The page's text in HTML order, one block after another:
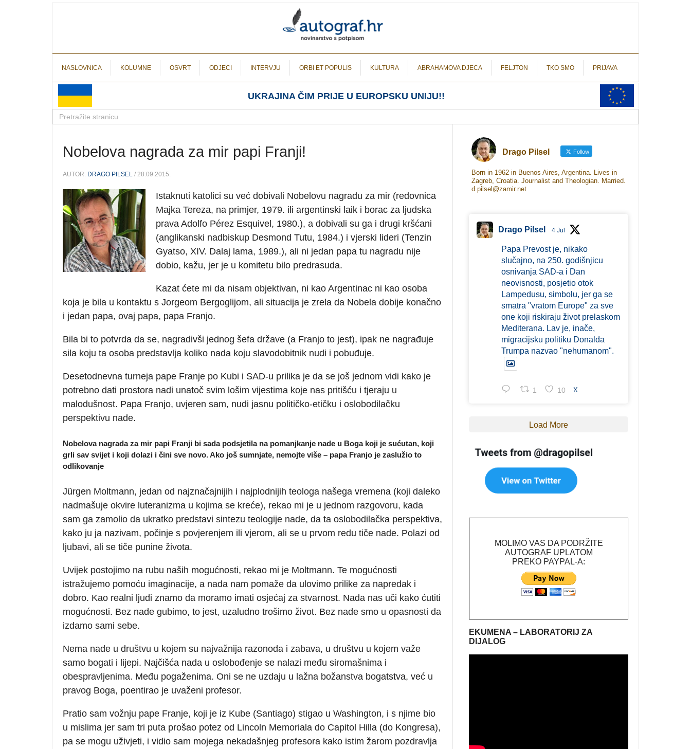
NASLOVNICA KOLUMNE OSVRT ODJECI INTERVJU ORBI ET POPULIS KULTURA ABRAHAMOVA DJECA FELJTON TKO SMO PRIJAVA
UKRAJINA ČIM PRIJE U EUROPSKU UNIJU!!
Nobelova nagrada za mir papi Franji!
AUTOR: DRAGO PILSEL / 28.09.2015.
Istaknuti katolici su već dobivali Nobelovu nagradu za mir (redovnica
Majka Tereza, na primjer, 1979. ili argentinski laik i borac za ljudska
prava Adolfo Pérez Esquivel, 1980.), a dobivali su ga i drugi kršćani
(anglikanski nadbiskup Desmond Tutu, 1984.) i vjerski lideri (Tenzin
Gyatso, XIV. Dalaj lama, 1989.), ali ni jedan papa tu nagradu nije
dobio, kažu, jer je u komitetu bilo predrasuda.
Kazat ćete mi da nisam objektivan, ni kao Argentinac ni kao osoba
koja je bila u kontaktu s Jorgeom Bergoglijom, ali situacija je zrela da Nobela dobije konačno
i jedan papa, ovaj papa, papa Franjo.
Bila bi to potvrda da se, nagradivši jednog šefa države (a Franjo to jest), ipak ne nagrađuje
sila koju ta osoba predstavlja koliko nada koju slavodobitnik nudi i pobuđuje.
Desetodnevna turneja pape Franje po Kubi i SAD-u prilika je da se još jednom vidi kako je
potrebno dati prostora nadi unatoč svim lošim vijestima koje nas pritišću i tjeraju u
malodušnost. Papa Franjo, uvjeren sam, nudi jasnu političko-etičku i oslobodilačku
perspektivu nade.
Nobelova nagrada za mir papi Franji bi sada podsjetila na pomanjkanje nade u Boga koji je sućutan, koji
grli sav svijet i koji dolazi i čini sve novo. Ako još sumnjate, nemojte više – papa Franjo je zaslužio to
odlikovanje
Jürgen Moltmann, jedan od najznačajnijih i najplodnijih teologa našega vremena (koji daleko
nadmašuje okvire luteranizma u kojima se kreće), rekao mi je u jednom razgovoru, kada
sam ga zamolio da ukratko predstavi sintezu teologije nade, da ta oslobodilačka perspektiva,
kako ju ja nazivam, počinje s povjerenjem ili vjerom, ali se u prvom redu tiče nade. Polazi od
ljubavi, ali se tiče punine života.
Uvijek postojimo na rubu naših mogućnosti, rekao mi je Moltmann. Te mogućnosti
istražujemo pomoću imaginacije, a nada nam pomaže da ulovimo prilike za napredak i
dobro. Kao realni ljudi znamo da moramo imati osjećaj za stvarnost. Nada nas uči kako ćutiti
mogućnosti. Bez nade gubimo, to jest, uzaludno trošimo život. Bez nade smo u opasnosti da
izdamo sami sebe.
Nema nade u društvu u kojem su najvažnija razonoda i zabava, u društvu u kojem važe
samo bogati i lijepi. Najčišća nada u oslobođenje se nalazi među siromašnima i
obespravljenima. Među pogaženima. Oni se ne uzdaju u lažna božanstva bogatstva, već u
pravog Boga, poentirao je uvaženi profesor.
Pratio sam vožnju pape Franje, koji je iz Kube (Santiago) stigao u Washington, i s njime bio
u mislima jer sam tri puta prošao potez od Lincoln Memoriala do Capitol Hilla (do Kongresa),
pa se mogu uživjeti, i vidio sam mojega nekadašnjeg profesora kako istim žarom pozdravlja
Drago Pilsel Follow
Born in 1962 in Buenos Aires, Argentina. Lives in
Zagreb, Croatia. Journalist and Theologian. Married.
d.pilsel@zamir.net
Drago Pilsel 4 Jul
Papa Prevost je, nikako
slučajno, na 250. godišnjicu
osnivanja SAD-a i Dan
neovisnosti, posjetio otok
Lampedusu, simbolu, jer ga se
smatra "vratom Europe" za sve
one koji riskiraju život prelaskom
Mediterana. Lav je, inače,
migracijsku politiku Donalda
Trumpa nazvao "nehumanom".
1 10 X
Load More
MOLIMO VAS DA PODRŽITE
AUTOGRAF UPLATOM
PREKO PAYPAL-A:
EKUMENA – LABORATORIJ ZA
DIJALOG